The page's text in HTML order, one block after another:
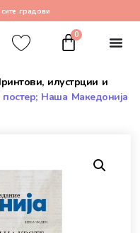
градови
0
илустрции и
Наша Македонија